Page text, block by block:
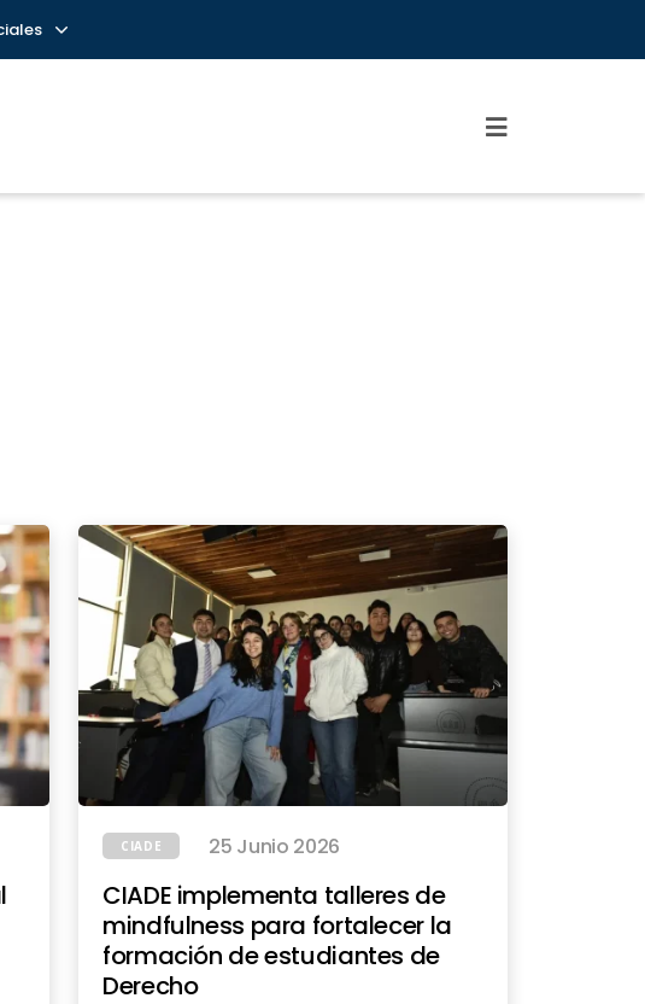
CIADE 25 Junio 2026
CIADE implementa talleres de
mindfulness para fortalecer la
formación de estudiantes de
Derecho